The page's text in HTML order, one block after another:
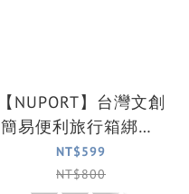
【NUPORT】台灣文創
簡易便利旅行箱綁帶/
束帶(2入) /六色可選
NT$599
NT$800